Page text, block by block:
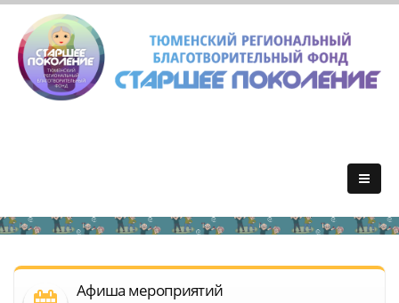
Афиша мероприятий